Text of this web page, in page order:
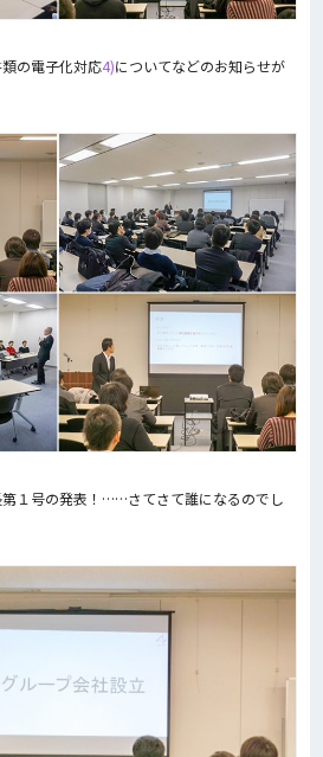
の電子化対応4)についてなどのお知らせが
１号の発表！……さてさて誰になるのでし